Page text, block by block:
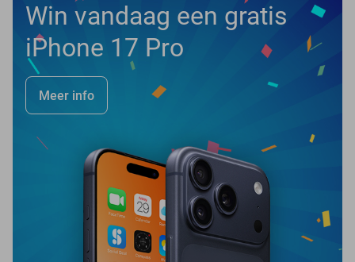
Win vandaag een gratis
iPhone 17 Pro
Meer info